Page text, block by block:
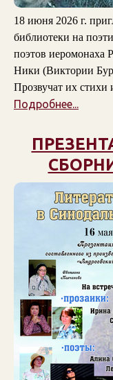
18 июня 2026 г.
библиотеки на
поэтов иеромонаха
Ники (Виктории
Прозвучат их стихи
Подробнее...